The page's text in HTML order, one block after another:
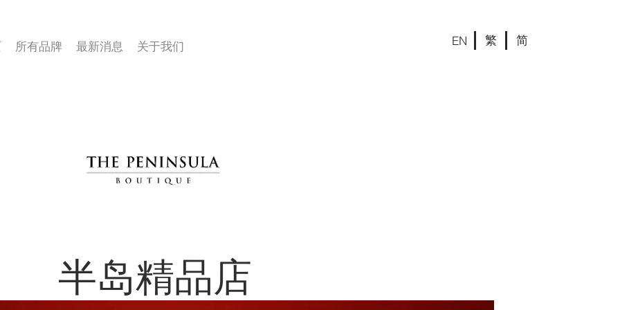
所有品牌 最新消息 关于我们 EN 繁 简
半岛精品店